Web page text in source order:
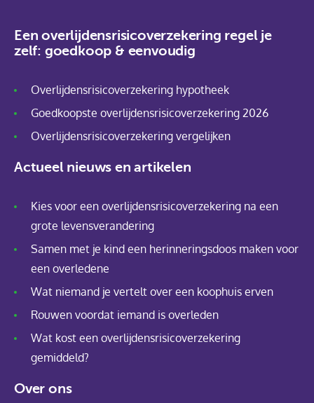
Een overlijdensrisicoverzekering regel je
zelf: goedkoop & eenvoudig
Overlijdensrisicoverzekering hypotheek
Goedkoopste overlijdensrisicoverzekering 2026
Overlijdensrisicoverzekering vergelijken
Actueel nieuws en artikelen
Kies voor een overlijdensrisicoverzekering na een
grote levensverandering
Samen met je kind een herinneringsdoos maken voor
een overledene
Wat niemand je vertelt over een koophuis erven
Rouwen voordat iemand is overleden
Wat kost een overlijdensrisicoverzekering
gemiddeld?
Over ons